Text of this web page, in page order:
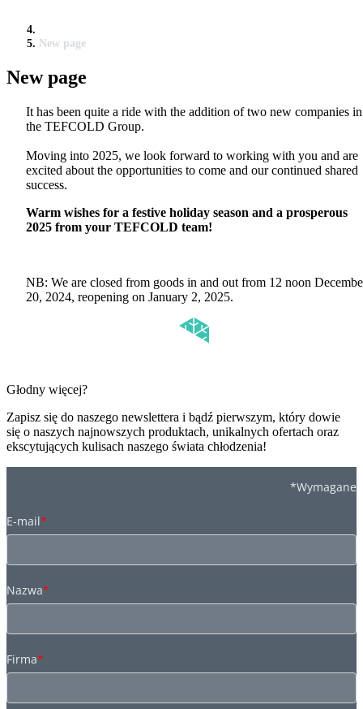
New page
New page
It has been quite a ride with the addition of two new companies in
the TEFCOLD Group.
Moving into 2025, we look forward to working with you and are
excited about the opportunities to come and our continued shared
success.
Warm wishes for a festive holiday season and a prosperous
2025 from your TEFCOLD team!
NB: We are closed from goods in and out from 12 noon
20, 2024, reopening on January 2, 2025.
Głodny więcej?
Zapisz się do naszego newslettera i bądź pierwszym, który dowie
się o naszych najnowszych produktach, unikalnych ofertach oraz
ekscytujących kulisach naszego świata chłodzenia!
*Wymagane
E-mail*
Nazwa*
Firma*